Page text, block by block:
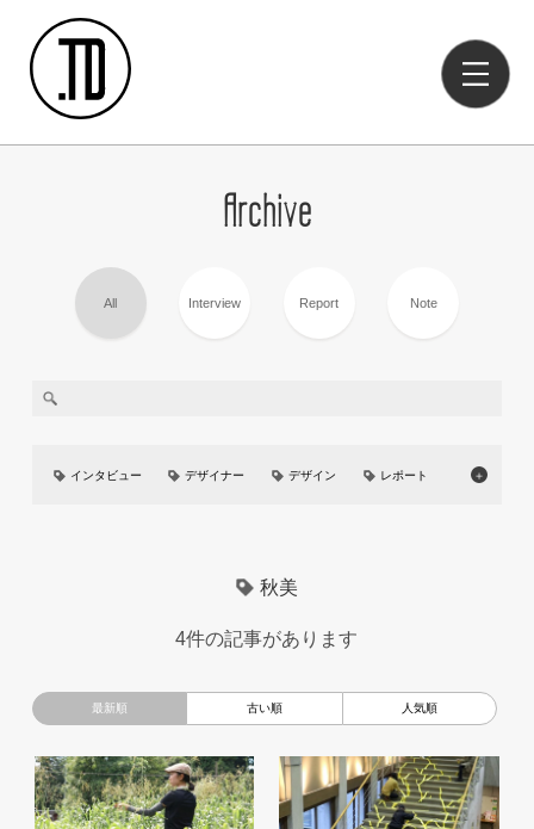
Archive
All Interview Report Note
＋
インタビュー デザイナー デザイン レポート
電動キックスクーター CAR STYLING
秋美
4件の記事があります